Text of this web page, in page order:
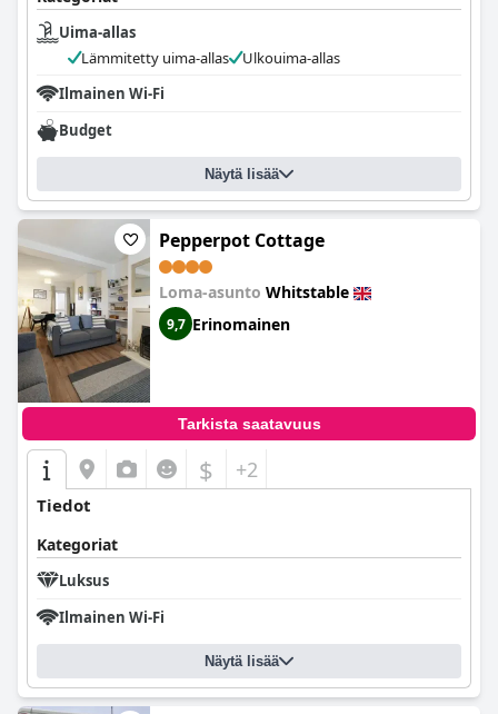
Uima-allas
Lämmitetty uima-allas
Ulkouima-allas
Ilmainen Wi-Fi
Budget
Näytä lisää
Pepperpot Cottage
Loma-asunto Whitstable
9,7 Erinomainen
Tarkista saatavuus
$ +2
Tiedot
Kategoriat
Luksus
Ilmainen Wi-Fi
Näytä lisää